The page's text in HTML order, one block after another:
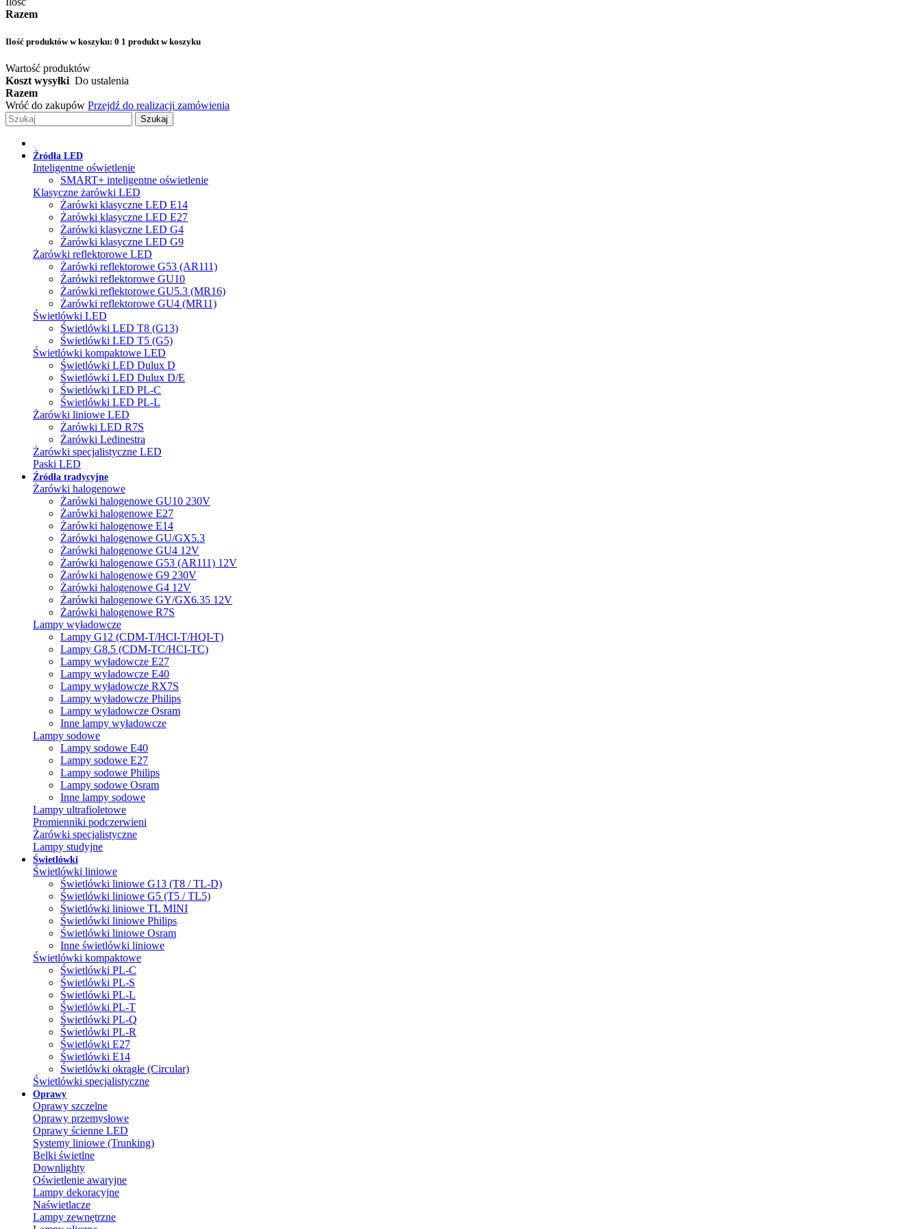
Razem
Ilość produktów w koszyku: 0 1 produkt w koszyku
Wartość produktów
Koszt wysyłki Do ustalenia
Razem
Wróć do zakupów Przejdź do realizacji zamówienia
Szukaj
Źródła LED
Inteligentne oświetlenie
SMART+ inteligentne oświetlenie
Klasyczne żarówki LED
Żarówki klasyczne LED E14
Żarówki klasyczne LED E27
Żarówki klasyczne LED G4
Żarówki klasyczne LED G9
Żarówki reflektorowe LED
Żarówki reflektorowe G53 (AR111)
Żarówki reflektorowe GU10
Żarówki reflektorowe GU5.3 (MR16)
Żarówki reflektorowe GU4 (MR11)
Świetlówki LED
Świetlówki LED T8 (G13)
Świetlówki LED T5 (G5)
Świetlówki kompaktowe LED
Świetlówki LED Dulux D
Świetlówki LED Dulux D/E
Świetlówki LED PL-C
Świetlówki LED PL-L
Żarówki liniowe LED
Żarówki LED R7S
Żarówki Ledinestra
Żarówki specjalistyczne LED
Paski LED
Źródła tradycyjne
Żarówki halogenowe
Żarówki halogenowe GU10 230V
Żarówki halogenowe E27
Żarówki halogenowe E14
Żarówki halogenowe GU/GX5.3
Żarówki halogenowe GU4 12V
Żarówki halogenowe G53 (AR111) 12V
Żarówki halogenowe G9 230V
Żarówki halogenowe G4 12V
Żarówki halogenowe GY/GX6.35 12V
Żarówki halogenowe R7S
Lampy wyładowcze
Lampy G12 (CDM-T/HCI-T/HQI-T)
Lampy G8.5 (CDM-TC/HCI-TC)
Lampy wyładowcze E27
Lampy wyładowcze E40
Lampy wyładowcze RX7S
Lampy wyładowcze Philips
Lampy wyładowcze Osram
Inne lampy wyładowcze
Lampy sodowe
Lampy sodowe E40
Lampy sodowe E27
Lampy sodowe Philips
Lampy sodowe Osram
Inne lampy sodowe
Lampy ultrafioletowe
Promienniki podczerwieni
Żarówki specjalistyczne
Lampy studyjne
Świetlówki
Świetlówki liniowe
Świetlówki liniowe G13 (T8 / TL-D)
Świetlówki liniowe G5 (T5 / TL5)
Świetlówki liniowe TL MINI
Świetlówki liniowe Philips
Świetlówki liniowe Osram
Inne świetlówki liniowe
Świetlówki kompaktowe
Świetlówki PL-C
Świetlówki PL-S
Świetlówki PL-L
Świetlówki PL-T
Świetlówki PL-Q
Świetlówki PL-R
Świetlówki E27
Świetlówki E14
Świetlówki okrągłe (Circular)
Świetlówki specjalistyczne
Oprawy
Oprawy szczelne
Oprawy przemysłowe
Oprawy ścienne LED
Systemy liniowe (Trunking)
Belki świetlne
Downlighty
Oświetlenie awaryjne
Lampy dekoracyjne
Naświetlacze
Lampy zewnętrzne